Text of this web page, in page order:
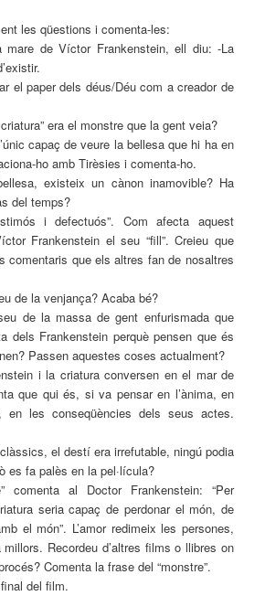
les qüestions i comenta-les:
mare de Víctor Frankenstein, ell diu: -La
el paper dels déus/Déu com a creador de
era el monstre que la gent veia?
capaç de veure la bellesa que hi ha en
ho amb Tirèsies i comenta-ho.
existeix un cànon inamovible? Ha
del temps?
i defectuós”. Com afecta aquest
Frankenstein el seu “fill”. Creieu que
comentaris que els altres fan de nosaltres
de la venjança? Acaba bé?
de la massa de gent enfurismada que
dels Frankenstein perquè pensen que és
Passen aquestes coses actualment?
i la criatura conversen en el mar de
que qui és, si va pensar en l’ànima, en
en les conseqüències dels seus actes.
el destí era irrefutable, ningú podia
es fa palès en la pel·lícula?
comenta al Doctor Frankenstein: “Per
seria capaç de perdonar el món, de
el món”. L’amor redimeix les persones,
Recordeu d’altres films o llibres on
Comenta la frase del “monstre”.
del film.